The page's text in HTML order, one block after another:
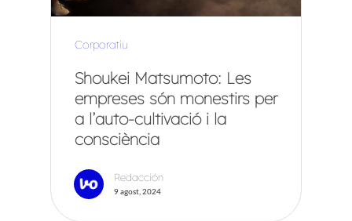
Corporatiu
Shoukei Matsumoto: Les
empreses són monestirs per
a l’auto-cultivació i la
consciència
Redacción
9 agost, 2024